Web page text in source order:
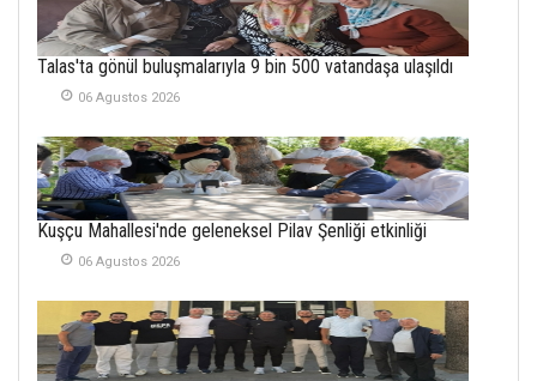
SEMRA ŞAHİN
KENDİNE UYANMAK
Merve Şimşek
İlgi Alanlarımız ve Biz
02 Ekim 2025
Kayserispor,
Rizespor’la Nihayet 3
puana Ulaştı
01 Mayis 2026
Talas'ta gönül buluşmalarıyla 9 bin 500 vatandaşa ulaşıldı
06 Agustos 2026
Kuşçu Mahallesi'nde geleneksel Pilav Şenliği etkinliği
06 Agustos 2026